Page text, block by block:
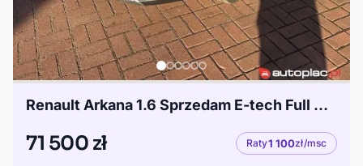
Renault Arkana 1.6 Sprzedam E-tech Full Hybrid 145 Intens
71 500 zł Raty1 100zł/msc